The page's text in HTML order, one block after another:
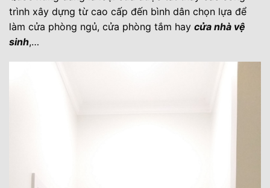
trình xây dựng từ cao cấp đến bình dân chọn lựa để
làm cửa phòng ngủ, cửa phòng tắm hay cửa nhà vệ
sinh,…